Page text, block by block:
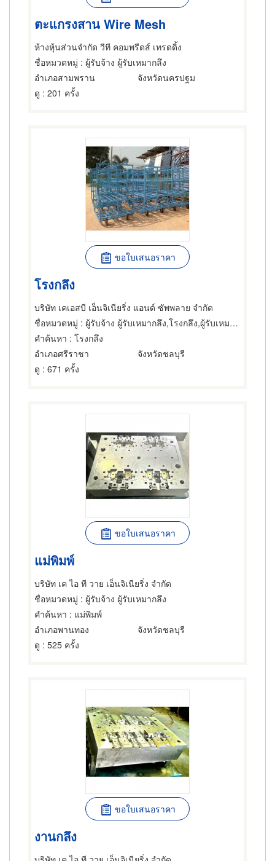
ตะแกรงสาน Wire Mesh
ห้างหุ้นส่วนจำกัด วีที คอมพรีดส์ เทรดดิ้ง
ชื่อหมวดหมู่ : ผู้รับจ้าง ผู้รับเหมากลึง
อำเภอสามพราน
จังหวัดนครปฐม
ดู : 201 ครั้ง
ขอใบเสนอราคา
โรงกลึง
บริษัท เคเอสบี เอ็นจิเนียริ่ง แอนด์ ซัพพลาย จำกัด
ชื่อหมวดหมู่ : ผู้รับจ้าง ผู้รับเหมากลึง,โรงกลึง,ผู้รับเหมาทำท่อ
คำค้นหา : โรงกลึง
อำเภอศรีราชา
จังหวัดชลบุรี
ดู : 671 ครั้ง
ขอใบเสนอราคา
แม่พิมพ์
บริษัท เค ไอ ที วาย เอ็นจิเนียริ่ง จำกัด
ชื่อหมวดหมู่ : ผู้รับจ้าง ผู้รับเหมากลึง
คำค้นหา : แม่พิมพ์
อำเภอพานทอง
จังหวัดชลบุรี
ดู : 525 ครั้ง
ขอใบเสนอราคา
งานกลึง